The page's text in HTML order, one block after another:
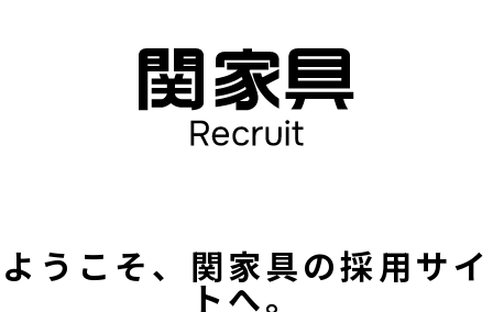
ようこそ、関家具の採用サイ
トへ。